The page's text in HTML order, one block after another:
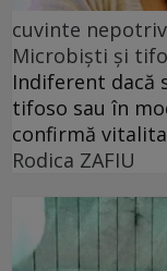
cuvinte
Microbiști și
Indiferent dacă
tifoso sau în
confirmă
Rodica ZAFIU